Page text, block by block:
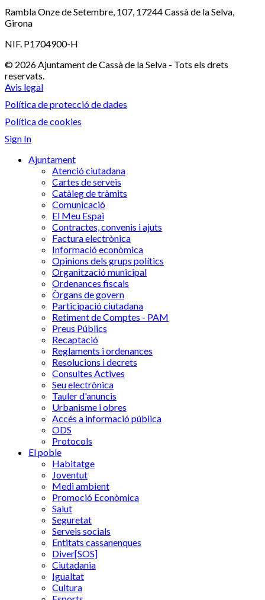
Rambla Onze de Setembre, 107, 17244 Cassà de la Selva,
Girona
NIF. P1704900-H
© 2026 Ajuntament de Cassà de la Selva - Tots els drets
reservats.
Avis legal
Política de protecció de dades
Política de cookies
Sign In
Ajuntament
Atenció ciutadana
Cartes de serveis
Catàleg de tràmits
Comunicació
El Meu Espai
Contractes, convenis i ajuts
Factura electrònica
Informació econòmica
Opinions dels grups polítics
Organització municipal
Ordenances fiscals
Òrgans de govern
Participació ciutadana
Retiment de Comptes - PAM
Preus Públics
Recaptació
Reglaments i ordenances
Resolucions i decrets
Consultes Actives
Seu electrònica
Tauler d'anuncis
Urbanisme i obres
Accés a informació pública
ODS
Protocols
El poble
Habitatge
Joventut
Medi ambient
Promoció Econòmica
Salut
Seguretat
Serveis socials
Entitats cassanenques
Diver[SOS]
Ciutadania
Igualtat
Cultura